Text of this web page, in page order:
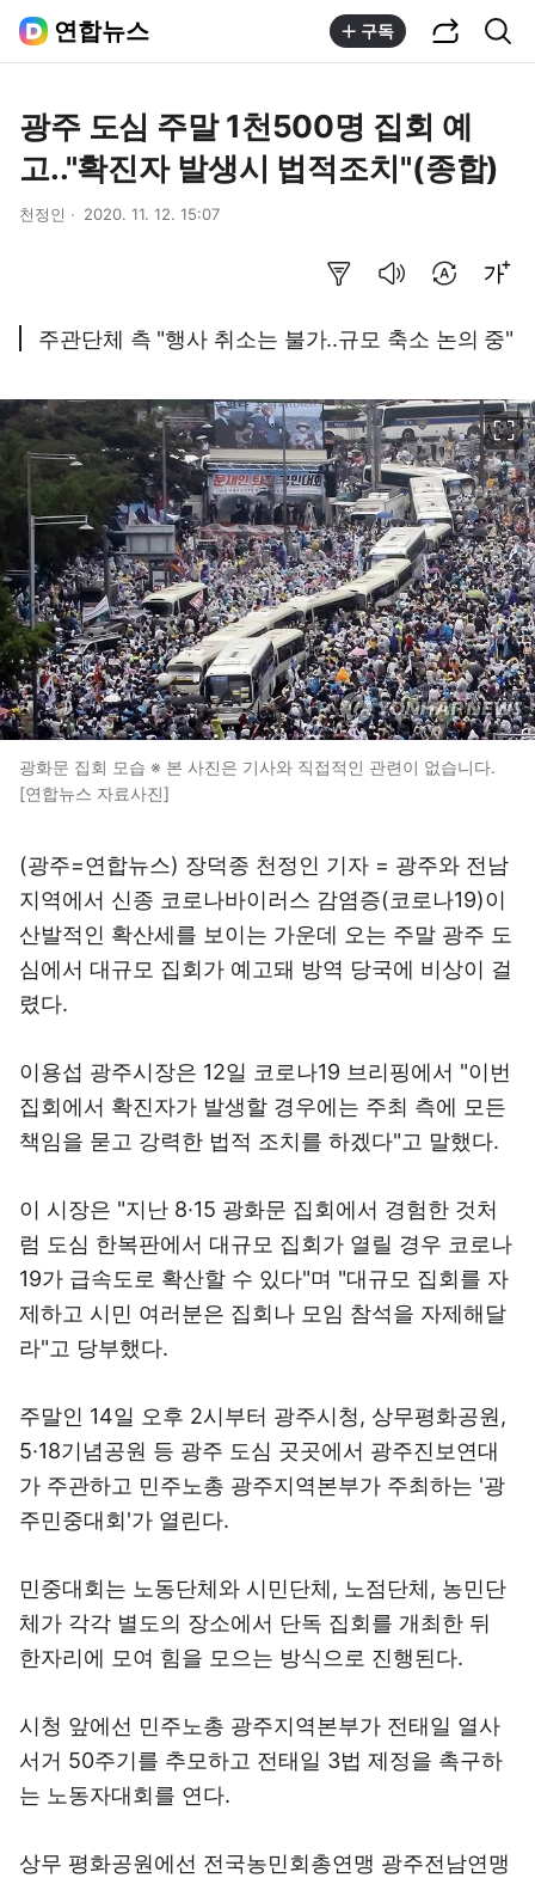
연합뉴스 구독
광주 도심 주말 1천500명 집회 예
고.."확진자 발생시 법적조치"(종합)
천정인 2020. 11. 12. 15:07
주관단체 측 "행사 취소는 불가..규모 축소 논의 중"
광화문 집회 모습 ※ 본 사진은 기사와 직접적인 관련이 없습니다.
[연합뉴스 자료사진]
(광주=연합뉴스) 장덕종 천정인 기자 = 광주와 전남
지역에서 신종 코로나바이러스 감염증(코로나19)이
산발적인 확산세를 보이는 가운데 오는 주말 광주 도
심에서 대규모 집회가 예고돼 방역 당국에 비상이 걸
렸다.
이용섭 광주시장은 12일 코로나19 브리핑에서 "이번
집회에서 확진자가 발생할 경우에는 주최 측에 모든
책임을 묻고 강력한 법적 조치를 하겠다"고 말했다.
이 시장은 "지난 8·15 광화문 집회에서 경험한 것처
럼 도심 한복판에서 대규모 집회가 열릴 경우 코로나
19가 급속도로 확산할 수 있다"며 "대규모 집회를 자
제하고 시민 여러분은 집회나 모임 참석을 자제해달
라"고 당부했다.
주말인 14일 오후 2시부터 광주시청, 상무평화공원,
5·18기념공원 등 광주 도심 곳곳에서 광주진보연대
가 주관하고 민주노총 광주지역본부가 주최하는 '광
주민중대회'가 열린다.
민중대회는 노동단체와 시민단체, 노점단체, 농민단
체가 각각 별도의 장소에서 단독 집회를 개최한 뒤
한자리에 모여 힘을 모으는 방식으로 진행된다.
시청 앞에선 민주노총 광주지역본부가 전태일 열사
서거 50주기를 추모하고 전태일 3법 제정을 촉구하
는 노동자대회를 연다.
상무 평화공원에선 전국농민회총연맹 광주전남연맹